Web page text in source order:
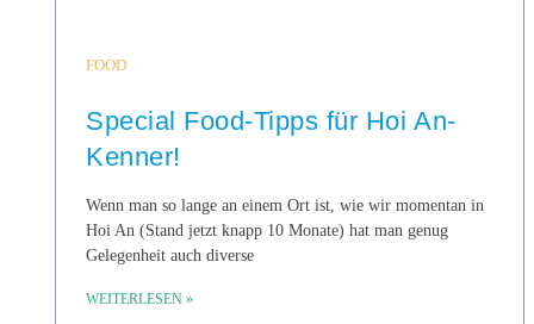
FOOD
Special Food-Tipps für Hoi An-
Kenner!
Wenn man so lange an einem Ort ist, wie wir momentan in
Hoi An (Stand jetzt knapp 10 Monate) hat man genug
Gelegenheit auch diverse
WEITERLESEN »